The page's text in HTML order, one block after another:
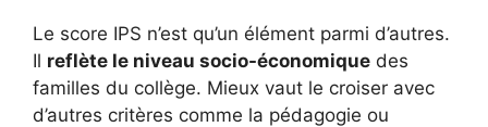
Le score IPS n’est qu’un élément parmi d’autres.
Il reflète le niveau socio-économique des
familles du collège. Mieux vaut le croiser avec
d’autres critères comme la pédagogie ou